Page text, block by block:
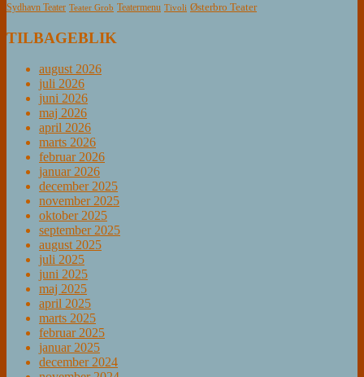
Sydhavn Teater Teater Grob Teatermenu Tivoli Østerbro Teater
TILBAGEBLIK
august 2026
juli 2026
juni 2026
maj 2026
april 2026
marts 2026
februar 2026
januar 2026
december 2025
november 2025
oktober 2025
september 2025
august 2025
juli 2025
juni 2025
maj 2025
april 2025
marts 2025
februar 2025
januar 2025
december 2024